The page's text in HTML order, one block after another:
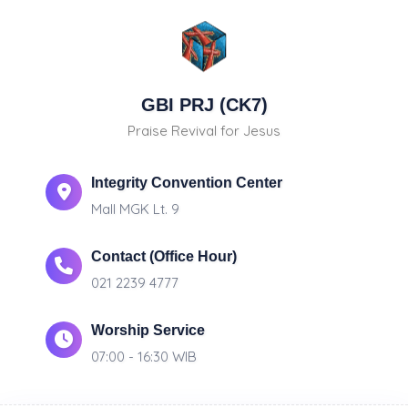
GBI PRJ (CK7)
Praise Revival for Jesus
Integrity Convention Center
Mall MGK Lt. 9
Contact (Office Hour)
021 2239 4777
Worship Service
07:00 - 16:30 WIB